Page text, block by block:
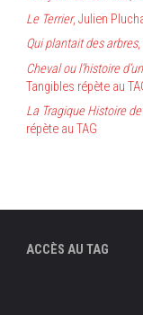
Le Terrier, Julien
Qui plantait des arbres,
Cheval ou l’histoire
Tangibles répète au
La Tragique Histoire
répète au TAG
ACCÈS AU TAG